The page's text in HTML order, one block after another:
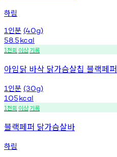
하림
1 인분 (40g)
58.5kcal
1천회 이상기록
아임닭 바삭 닭가슴살칩 블랙페퍼
1 인분 (30g)
105kcal
1천회 이상기록
블랙페퍼 닭가슴살바
하림